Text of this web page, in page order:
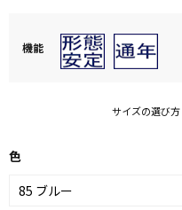
機能
サイズの選び方
色